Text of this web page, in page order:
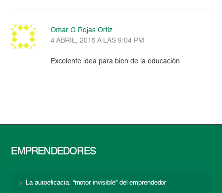
Omar G Rojas Ortiz
4 ABRIL, 2015 A LAS 9:04 PM
Excelente idea para bien de la educación
EMPRENDEDORES
La autoeficacia: “motor invisible” del emprendedor